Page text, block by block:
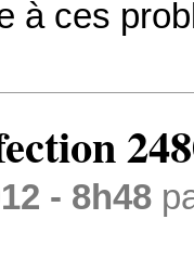
à ces
- 8h48